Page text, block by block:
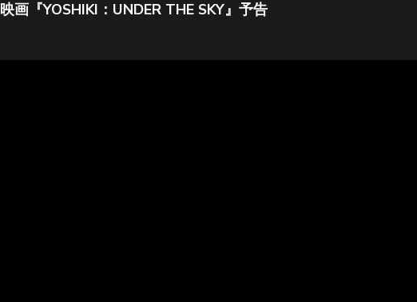
映画『YOSHIKI：UNDER THE SKY』予告